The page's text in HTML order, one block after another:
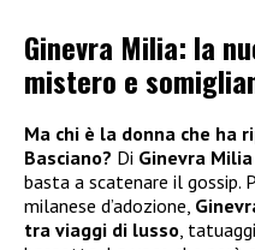
Ginevra Milia: la
mistero e
Ma chi è la donna che
Basciano? Di Ginevra Milia
basta a scatenare il gossip.
milanese d’adozione,
tra viaggi di lusso,